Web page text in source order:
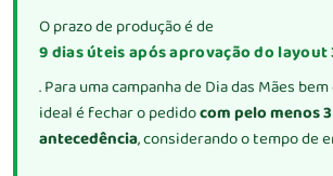
O prazo de produção é de
9 dias úteis após aprovação do layout
. Para uma campanha de Dia das Mães
ideal é fechar o pedidocom pelo menos
antecedência, considerando o tempo de